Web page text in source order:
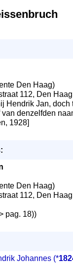
Den Haag)
112, Den Haag
Hendrik Jan, doch
denzelfden
1928]
Den Haag)
112, Den Haag
pag. 18))
Johannes (*